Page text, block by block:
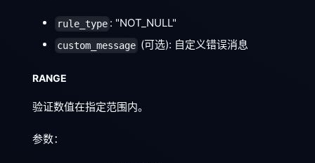
rule_type : "NOT_NULL"
custom_message (可选): 自定义错误消息
RANGE
验证数值在指定范围内。
参数：